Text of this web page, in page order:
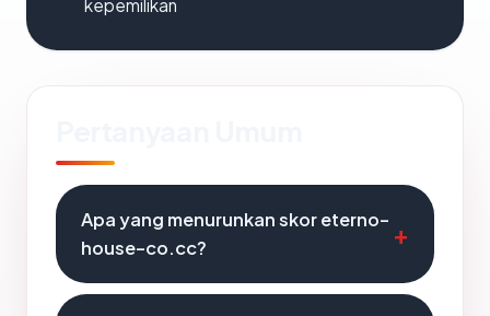
kepemilikan
Apa yang menurunkan skor eterno-
house-co.cc?